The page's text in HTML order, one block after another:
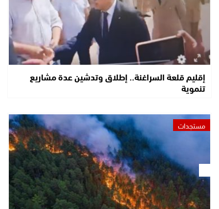
إقليم قلعة السراغنة.. إطلاق وتدشين عدة مشاريع
تنموية
مستجدات